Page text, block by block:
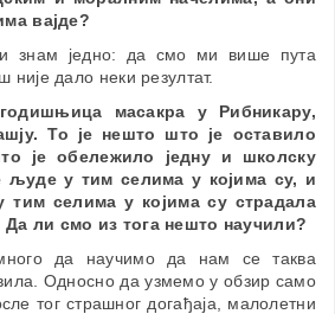
вајде?
знам једно: да смо ми више пута
дало неки резултат.
масакра у Рибникару,
То је нешто што је оставило
је обележило једну и школску
људе у тим селима у којима су, и
тим селима у којима су страдала
ли смо из тога нешто научили?
да научимо да нам се таква
Односно да узмемо у обзир само
тог страшног догађаја, малолетни